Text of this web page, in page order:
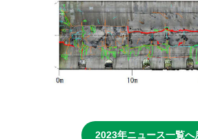
2023年ニュース一覧へ